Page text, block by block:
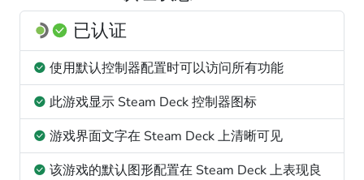
已认证
使用默认控制器配置时可以访问所有功能
此游戏显示 Steam Deck 控制器图标
游戏界面文字在 Steam Deck 上清晰可见
该游戏的默认图形配置在 Steam Deck 上表现良